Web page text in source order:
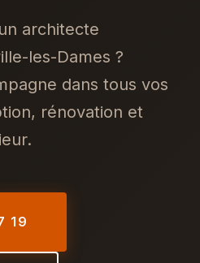
architecte
les-Dames ?
dans tous vos
rénovation et
19